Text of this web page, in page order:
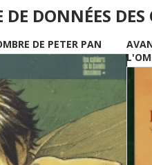
DONNÉES DES
DE PETER PAN